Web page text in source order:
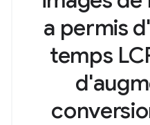
a permis
temps